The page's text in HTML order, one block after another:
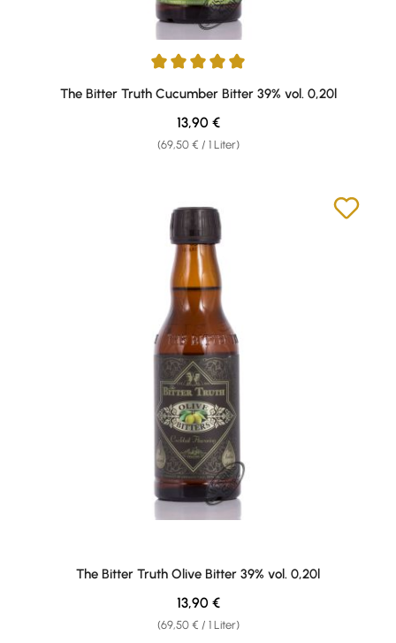
Durchschnittliche Bewertung von 5 von 5 Sternen
The Bitter Truth Cucumber Bitter 39% vol. 0,20l
(69,50 € / 1 Liter)
Regulärer Preis:
13,90 €
The Bitter Truth Olive Bitter 39% vol. 0,20l
(69,50 € / 1 Liter)
Regulärer Preis:
13,90 €